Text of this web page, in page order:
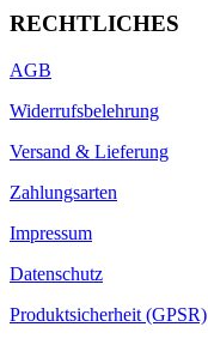
RECHTLICHES
AGB
Widerrufsbelehrung
Versand & Lieferung
Zahlungsarten
Impressum
Datenschutz
Produktsicherheit (GPSR)